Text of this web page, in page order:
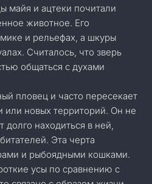
майя и ацтеки почитали
животное. Его
и рельефах, а шкуры
Считалось, что зверь
общаться с духами
пловец и часто пересекает
или новых территорий. Он не
находиться в ней,
Эта черта
и рыбоядными кошками.
усы по сравнению с